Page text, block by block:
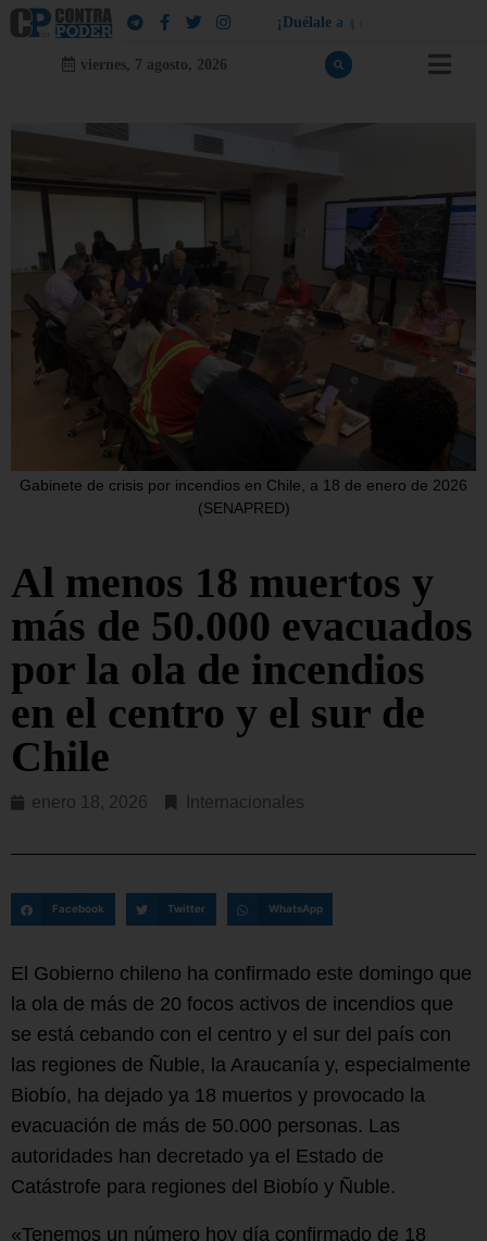
¡ Dué a e a q
viernes, 7 agosto, 2026
Gabinete de crisis por incendios en Chile, a 18 de enero de 2026
(SENAPRED)
Al menos 18 muertos y
más de 50.000 evacuados
por la ola de incendios
en el centro y el sur de
Chile
enero 18, 2026 Internacionales
Facebook Twitter WhatsApp
El Gobierno chileno ha confirmado este domingo que
la ola de más de 20 focos activos de incendios que
se está cebando con el centro y el sur del país con
las regiones de Ñuble, la Araucanía y, especialmente
Biobío, ha dejado ya 18 muertos y provocado la
evacuación de más de 50.000 personas. Las
autoridades han decretado ya el Estado de
Catástrofe para regiones del Biobío y Ñuble.
«Tenemos un número hoy día confirmado de 18